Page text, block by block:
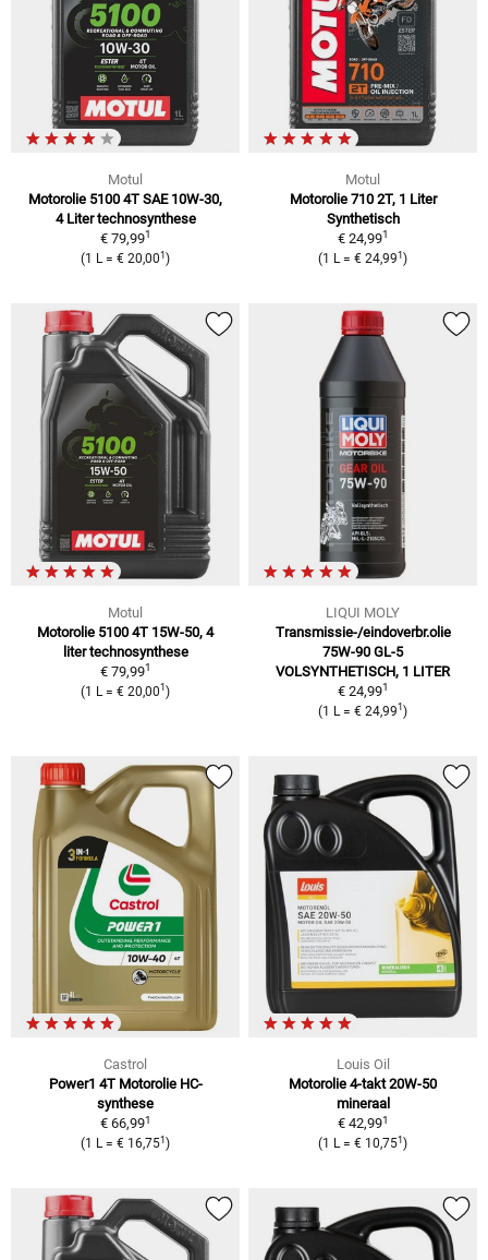
Motul
Motorolie 5100 4T SAE 10W-30,
4 Liter technosynthese
€ 79,991
(1 L = € 20,001 )
Motul
Motorolie 710 2T, 1 Liter
Synthetisch
€ 24,991
(1 L = € 24,991 )
Motul
Motorolie 5100 4T 15W-50, 4
liter technosynthese
€ 79,991
(1 L = € 20,001 )
LIQUI MOLY
Transmissie-/eindoverbr.olie
75W-90 GL-5
VOLSYNTHETISCH, 1 LITER
€ 24,991
(1 L = € 24,991 )
Castrol
Power1 4T Motorolie HC-
synthese
€ 66,991
(1 L = € 16,751 )
Louis Oil
Motorolie 4-takt 20W-50
mineraal
€ 42,991
(1 L = € 10,751 )